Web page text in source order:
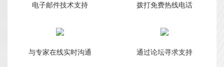
电子邮件技术支持 拨打免费热线电话
与专家在线实时沟通 通过论坛寻求支持